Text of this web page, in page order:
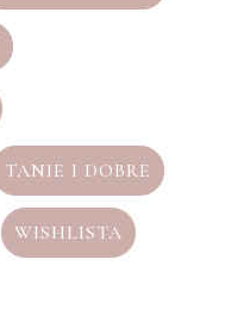
TANIE I DOBRE
WISHLISTA